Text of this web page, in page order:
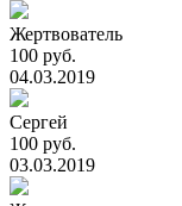
Жертвователь
100 руб.
04.03.2019
Сергей
100 руб.
03.03.2019